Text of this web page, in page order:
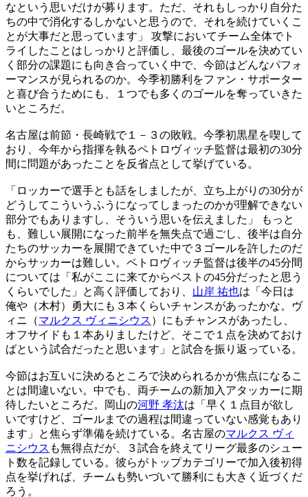
なという思いだけが募ります。ただ、それもしっかり自分た
ちの中で消化するしかないと思うので、それを続けていくこ
とが大事だと思っています」 攻撃においてチーム全体でト
ライしたことはしっかりと評価し、最後のゴールを決めてい
く部分の課題にも向き合っていく中で、今節はどんなパフォ
ーマンスが見られるのか。今季初勝利をファン・サポーター
と喜び合うためにも、１つでも多くのゴールを奪っていきた
いところだ。
名古屋は前節・長崎戦で１－３の敗戦。今季初黒星を喫して
おり、今年から指揮を執るペトロヴィッチ監督は最初の30分
間に問題があったことを反省点として挙げている。
「ロッカーで選手とも話をしましたが、立ち上がりの30分が
どうしてこういうふうになってしまったのかが理解できない
部分でもありますし、そういう思いを伝えました」 もっと
も、難しい展開になった前半を無失点で過ごし、後半は自分
たちのサッカーを展開できていた中で３ゴールを許したのだ
からサッカーは難しい。ペトロヴィッチ監督は後半の45分間
については「私がここに来てからベストの45分だったと思う
くらいでした」と高く評価しており、 山岸 祐也は「今日は
俺や（木村）勇大にも３本くらいチャンスがあったかな。ヴ
ィニ（マルクス ヴィニシウス ）にもチャンスがあったし、
オフサイドも１本ありましたけど、そこで１点を決めておけ
ばという試合だったと思います」と試合を振り返っている。
今節はお互いに決めるところで決められるかが焦点になるこ
とは間違いない。中でも、両チームの新加入アタッカーに期
待したいところだ。岡山の河野 孝汰は「早く１点目が欲し
いですけど、ゴールまでの過程は間違っていない感覚もあり
ます」と焦らず準備を続けている。名古屋のマルクス ヴィ
ニシウス も無得点だが、３試合を終えてリーグ最多のシュー
ト数を記録している。彼らがトップカテゴリーで加入後初得
点を挙げれば、チームも勢いづいて勝利にも大きく近づくだ
ろう。